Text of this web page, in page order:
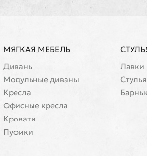
МЯГКАЯ МЕБЕЛЬ
Диваны
Модульные диваны
Кресла
Офисные кресла
Кровати
Пуфики
Лавки
Стулья